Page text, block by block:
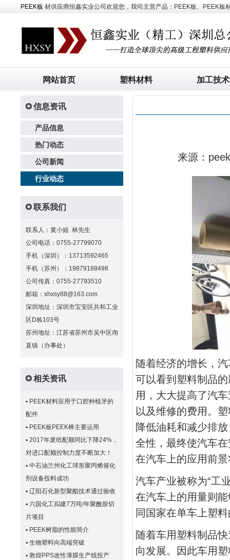
PEEK板 材供应商恒鑫实业公司欢迎您，我司主营产品：PEEK板、PEEK板
网站首页 塑料材料 加工技术
信息资讯
产品信息
热门动态
公司新闻
行业动态
联系我们
联系人：黄小姐 林先生
公司电话：0755-27799070
手机（深圳）：13713592465
手机（苏州）：19879188498
公司传真：0755-27793510
邮箱：xhxsy88@163.com
深圳地址：深圳市宝安区共和工业
区D栋103号
苏州地址：江苏省苏州市吴中区甪
直镇（办事处）
相关资讯
▪ PEEK材料应用于口腔种植牙的
配件
▪ PEEK板PEEK棒主要运用
▪ 2017年废纸配额同比下降24%，
对进口配额控制力度不断加大！
▪ 中石油兰州化工球形聚丙烯催化
剂设备投料成功
▪ 辽阳石化新型聚酯技术通过验收
▪ 六国化工拟建7万吨/年聚酰胺切
片项目
▪ PEEK树脂的性能简介
▪ 生物塑料向高端突破
▪ 敦煌PPS改性薄膜生产线投产
来源：
随着经济的增长，
可以看到塑料制品
用，大大提高了汽
以及维修的费用。
降低油耗和减少排
全性，最终使汽车
在汽车上的应用前
汽车产业被称为“工
在汽车上的用量则
同国家在单车上塑
随着车用塑料制品
向发展。因此车用